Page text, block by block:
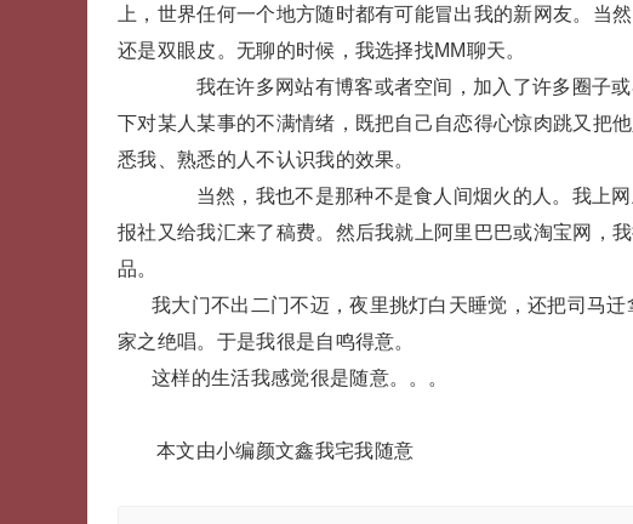
上，世界任何一个地方随时都有可能冒出我的新网友。当
还是双眼皮。无聊的时候，我选择找MM聊天。
我在许多网站有博客或者空间，加入了许多圈子或
下对某人某事的不满情绪，既把自己自恋得心惊肉跳又把
悉我、熟悉的人不认识我的效果。
当然，我也不是那种不是食人间烟火的人。我上网
报社又给我汇来了稿费。然后我就上阿里巴巴或淘宝网，
品。
我大门不出二门不迈，夜里挑灯白天睡觉，还把司
家之绝唱。于是我很是自鸣得意。
这样的生活我感觉很是随意。。。
本文由小编颜文鑫我宅我随意